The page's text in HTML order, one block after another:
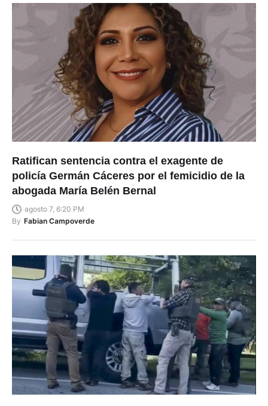
Ratifican sentencia contra el exagente de
policía Germán Cáceres por el femicidio de la
abogada María Belén Bernal
agosto 7, 6:20 PM
By
Fabian Campoverde
Cinco migrantes ecuatorianos detenidos en